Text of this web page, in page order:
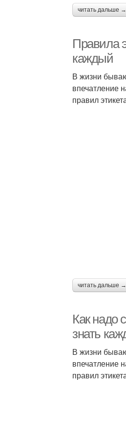
читать дальше →
Правила
каждый
В жизни
впечатление
правил
читать дальше →
Как надо
знать
В жизни
впечатление
правил